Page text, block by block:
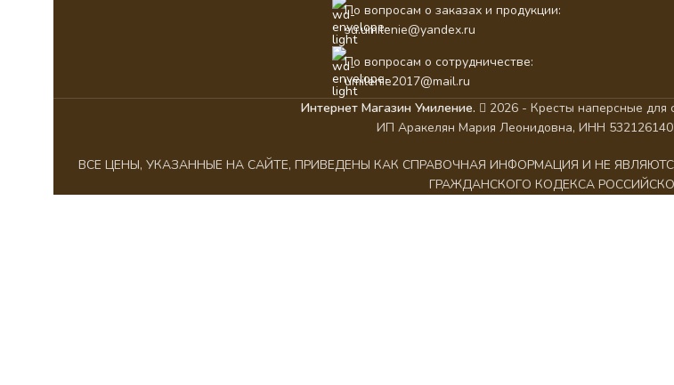
По вопросам о заказах и продукции:
su.umilenie@yandex.ru
По вопросам о сотрудничестве:
umilenie2017@mail.ru
Интернет Магазин Умиление.
2026 - Кресты наперсные для
ИП Аракелян Мария Леонидовна, ИНН
ВСЕ ЦЕНЫ, УКАЗАННЫЕ НА САЙТЕ, ПРИВЕДЕНЫ КАК СПРАВОЧНАЯ ИНФОРМАЦИЯ И НЕ
ГРАЖДАНСКОГО КОДЕКСА